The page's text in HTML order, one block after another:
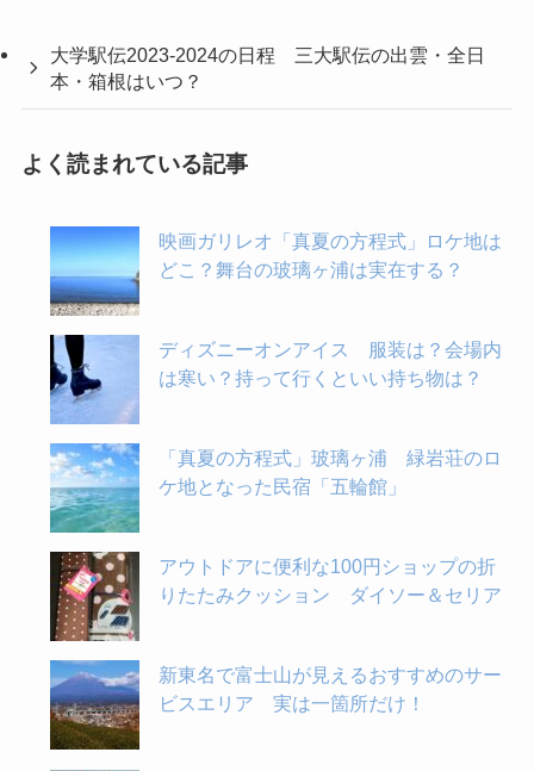
大学駅伝2023-2024の日程 三大駅伝の出雲・全日
本・箱根はいつ？
よく読まれている記事
映画ガリレオ「真夏の方程式」ロケ地は
どこ？舞台の玻璃ヶ浦は実在する？
ディズニーオンアイス 服装は？会場内
は寒い？持って行くといい持ち物は？
「真夏の方程式」玻璃ヶ浦 緑岩荘のロ
ケ地となった民宿「五輪館」
アウトドアに便利な100円ショップの折
りたたみクッション ダイソー＆セリア
新東名で富士山が見えるおすすめのサー
ビスエリア 実は一箇所だけ！